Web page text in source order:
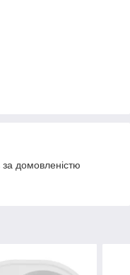
домовленістю